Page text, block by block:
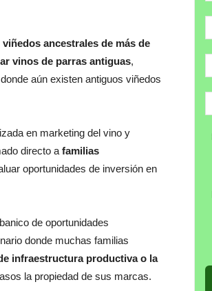
viñedos ancestrales de más de
vinos de parras antiguas,
aún existen antiguos viñedos
en marketing del vino y
directo a familias
oportunidades de inversión en
de oportunidades
donde muchas familias
infraestructura productiva o la
la propiedad de sus marcas.